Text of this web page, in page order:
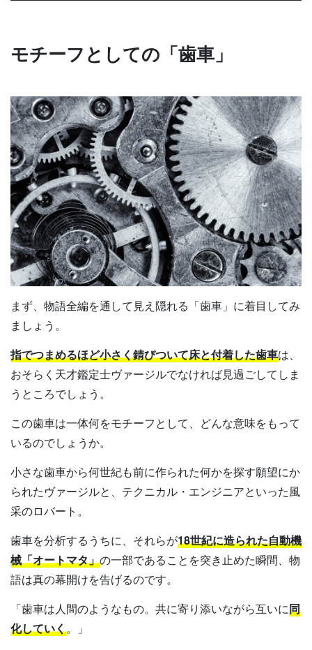
モチーフとしての「歯車」
まず、物語全編を通して見え隠れる「歯車」に着目してみ
ましょう。
指でつまめるほど小さく錆びついて床と付着した歯車は、
おそらく天才鑑定士ヴァージルでなければ見過ごしてしま
うところでしょう。
この歯車は一体何をモチーフとして、どんな意味をもって
いるのでしょうか。
小さな歯車から何世紀も前に作られた何かを探す願望にか
られたヴァージルと、テクニカル・エンジニアといった風
采のロバート。
歯車を分析するうちに、それらが18世紀に造られた自動機
械「オートマタ」の一部であることを突き止めた瞬間、物
語は真の幕開けを告げるのです。
「歯車は人間のようなもの。共に寄り添いながら互いに同
化していく。」